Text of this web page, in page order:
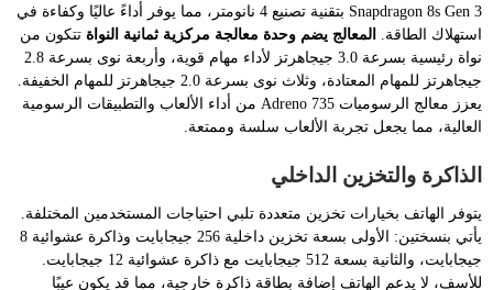
Snapdragon 8s Gen 3 بتقنية تصنيع 4 نانومتر، مما يوفر أداءً عاليًا وكفاءة في
استهلاك الطاقة. المعالج يضم وحدة معالجة مركزية ثمانية النواة تتكون من
نواة رئيسية بسرعة 3.0 جيجاهرتز لأداء مهام قوية، وأربعة نوى بسرعة 2.8
جيجاهرتز للمهام المعتادة، وثلاث نوى بسرعة 2.0 جيجاهرتز للمهام الخفيفة.
يعزز معالج الرسوميات Adreno 735 من أداء الألعاب والتطبيقات الرسومية
العالية، مما يجعل تجربة الألعاب سلسة وممتعة.
الذاكرة والتخزين الداخلي
يتوفر الهاتف بخيارات تخزين متعددة تلبي احتياجات المستخدمين المختلفة.
يأتي بنسختين: الأولى بسعة تخزين داخلية 256 جيجابايت وذاكرة عشوائية 8
جيجابايت، والثانية بسعة 512 جيجابايت مع ذاكرة عشوائية 12 جيجابايت.
للأسف، لا يدعم الهاتف إضافة بطاقة ذاكرة خارجية، مما قد يكون عيبًا